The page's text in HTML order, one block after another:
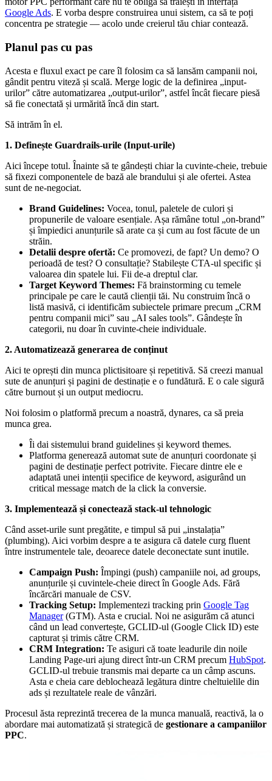
Google Ads. E vorba despre construirea unui sistem, ca să te poți
concentra pe strategie — acolo unde creierul tău chiar contează.
Planul pas cu pas
Acesta e fluxul exact pe care îl folosim ca să lansăm campanii noi,
gândit pentru viteză și scală. Merge logic de la definirea „input-
urilor” către automatizarea „output-urilor”, astfel încât fiecare piesă
să fie conectată și urmărită încă din start.
Să intrăm în el.
1. Definește Guardrails-urile (Input-urile)
Aici începe totul. Înainte să te gândești chiar la cuvinte-cheie, trebuie
să fixezi componentele de bază ale brandului și ale ofertei. Astea
sunt de ne-negociat.
Brand Guidelines: Vocea, tonul, paletele de culori și
propunerile de valoare esențiale. Așa rămâne totul „on-brand”
și împiedici anunțurile să arate ca și cum au fost făcute de un
străin.
Detalii despre ofertă: Ce promovezi, de fapt? Un demo? O
perioadă de test? O consultație? Stabilește CTA-ul specific și
valoarea din spatele lui. Fii de-a dreptul clar.
Target Keyword Themes: Fă brainstorming cu temele
principale pe care le caută clienții tăi. Nu construim încă o
listă masivă, ci identificăm subiectele primare precum „CRM
pentru companii mici” sau „AI sales tools”. Gândește în
categorii, nu doar în cuvinte-cheie individuale.
2. Automatizează generarea de conținut
Aici te oprești din munca plictisitoare și repetitivă. Să creezi manual
sute de anunțuri și pagini de destinație e o fundătură. E o cale sigură
către burnout și un output mediocru.
Noi folosim o platformă precum a noastră, dynares, ca să preia
munca grea.
Îi dai sistemului brand guidelines și keyword themes.
Platforma generează automat sute de anunțuri coordonate și
pagini de destinație perfect potrivite. Fiecare dintre ele e
adaptată unei intenții specifice de keyword, asigurând un
critical message match de la click la conversie.
3. Implementează și conectează stack-ul tehnologic
Când asset-urile sunt pregătite, e timpul să pui „instalația”
(plumbing). Aici vorbim despre a te asigura că datele curg fluent
între instrumentele tale, deoarece datele deconectate sunt inutile.
Campaign Push: Împingi (push) campaniile noi, ad groups,
anunțurile și cuvintele-cheie direct în Google Ads. Fără
încărcări manuale de CSV.
Tracking Setup: Implementezi tracking prin Google Tag
Manager(GTM). Asta e crucial. Noi ne asigurăm că atunci
când un lead convertește, GCLID-ul (Google Click ID) este
capturat și trimis către CRM.
CRM Integration: Te asiguri că toate leadurile din noile
Landing Page-uri ajung direct într-un CRM precum HubSpot.
GCLID-ul trebuie transmis mai departe ca un câmp ascuns.
Asta e cheia care deblochează legătura dintre cheltuielile din
ads și rezultatele reale de vânzări.
Procesul ăsta reprezintă trecerea de la munca manuală, reactivă, la o
abordare mai automatizată și strategică de gestionare a campaniilor
PPC.